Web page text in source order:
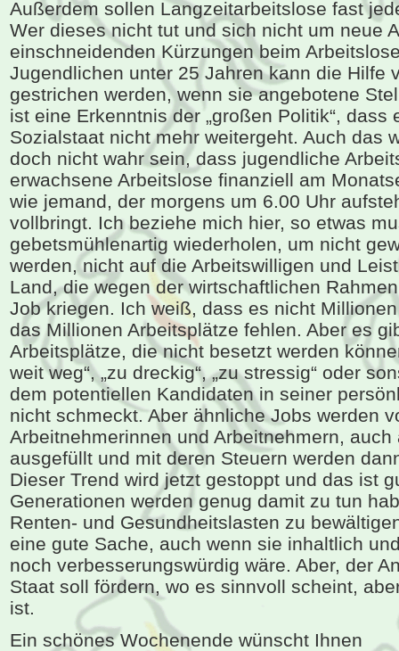
Außerdem sollen Langzeitarbeitslose fast
Wer dieses nicht tut und sich nicht um neue
einschneidenden Kürzungen beim
Jugendlichen unter 25 Jahren kann die Hilfe
gestrichen werden, wenn sie angebotene
ist eine Erkenntnis der „großen Politik“, dass
Sozialstaat nicht mehr weitergeht. Auch das
doch nicht wahr sein, dass jugendliche
erwachsene Arbeitslose finanziell am
wie jemand, der morgens um 6.00 Uhr
vollbringt. Ich beziehe mich hier, so etwas
gebetsmühlenartig wiederholen, um nicht
werden, nicht auf die Arbeitswilligen und
Land, die wegen der wirtschaftlichen
Job kriegen. Ich weiß, dass es nicht
das Millionen Arbeitsplätze fehlen. Aber es
Arbeitsplätze, die nicht besetzt werden
weit weg“, „zu dreckig“, „zu stressig“ oder
dem potentiellen Kandidaten in seiner
nicht schmeckt. Aber ähnliche Jobs werden
Arbeitnehmerinnen und Arbeitnehmern,
ausgefüllt und mit deren Steuern werden
Dieser Trend wird jetzt gestoppt und das ist
Generationen werden genug damit zu tun
Renten- und Gesundheitslasten zu
eine gute Sache, auch wenn sie inhaltlich
noch verbesserungswürdig wäre. Aber, der
Staat soll fördern, wo es sinnvoll scheint,
ist.
Ein schönes Wochenende wünscht Ihnen